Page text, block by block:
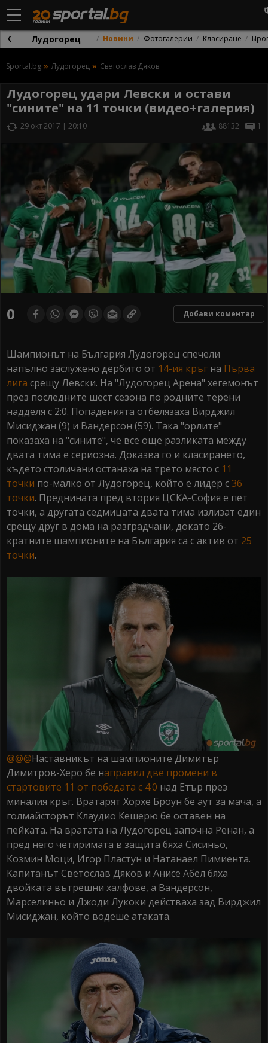
Лудогорец Новини Фотогалерии Класиране
Sportal.bg Лудогорец Светослав Дяков
Лудогорец удари Левски и остави
"сините" на 11 точки (видео+галерия)
29 окт 2017 | 20:10 88132 1
0 Добави коментар
Шампионът на България Лудогорец спечели
напълно заслужено дербито от 14-ия кръг на Първа
лига срещу Левски. На "Лудогорец Арена" хегемонът
през последните шест сезона по родните терени
надделя с 2:0. Попаденията отбелязаха Вирджил
Мисиджан (9) и Вандерсон (59). Така "орлите"
показаха на "сините", че все още разликата между
двата тима е сериозна. Доказва го и класирането,
където столичани останаха на трето място с 11
точки по-малко от Лудогорец, който е лидер с36
точки. Преднината пред втория ЦСКА-София е пет
точки, а другата седмицата двата тима излизат един
срещу друг в дома на разградчани, докато 26-
кратните шампионите на България са с актив от 25
точки.
@@@Наставникът на шампионите Димитър
Димитров-Херо бе направил две промени в
стартовите 11 от победата с 4:0 над Етър през
миналия кръг. Вратарят Хорхе Броун бе аут за мача, а
голмайсторът Клаудио Кешерю бе оставен на
пейката. На вратата на Лудогорец започна Ренан, а
пред него четиримата в защита бяха Сисиньо,
Козмин Моци, Игор Пластун и Натанаел Пимиента.
Капитанът Светослав Дяков и Анисе Абел бяха
двойката вътрешни халфове, а Вандерсон,
Марселиньо и Джоди Лукоки действаха зад Вирджил
Мисиджан, който водеше атаката.